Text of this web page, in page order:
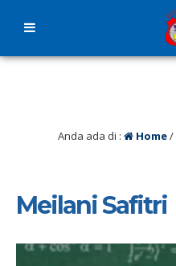
Anda ada di : Home/
Meilani Safitri